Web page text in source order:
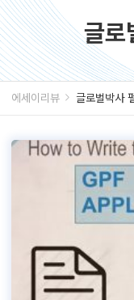
글로
에세이리뷰 글로벌박사